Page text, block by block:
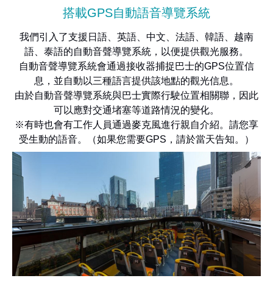
搭載GPS自動語音導覽系統
我們引入了支援日語、英語、中文、法語、韓語、越南
語、泰語的自動音聲導覽系統，以便提供觀光服務。
自動音聲導覽系統會通過接收器捕捉巴士的GPS位置信
息，並自動以三種語言提供該地點的觀光信息。
由於自動音聲導覽系統與巴士實際行駛位置相關聯，因此
可以應對交通堵塞等道路情況的變化。
※有時也會有工作人員通過麥克風進行親自介紹。請您享
受生動的語音。（如果您需要GPS，請於當天告知。）